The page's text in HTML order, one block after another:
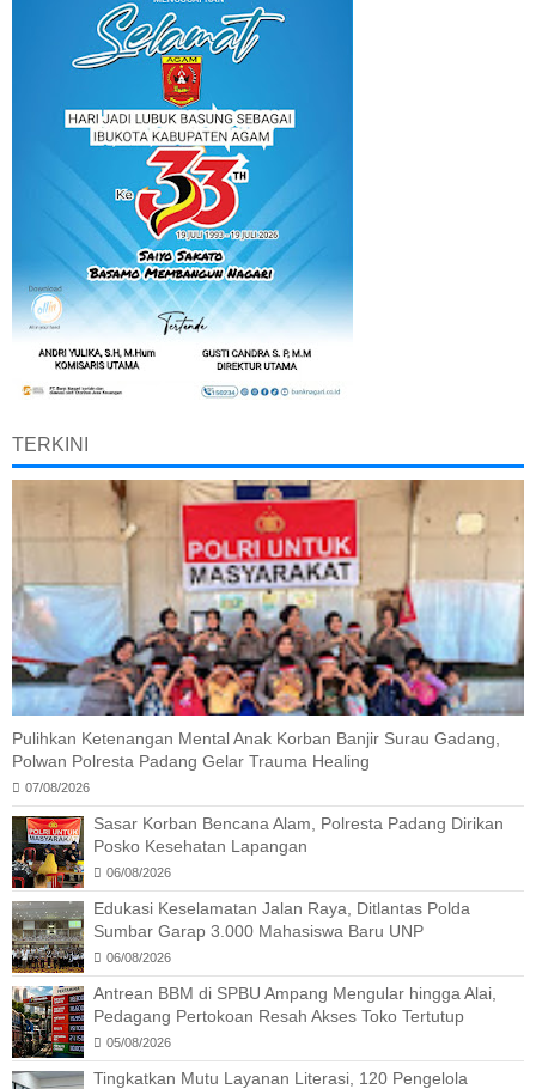
TERKINI
Pulihkan Ketenangan Mental Anak Korban Banjir Surau Gadang,
Polwan Polresta Padang Gelar Trauma Healing
07/08/2026
Sasar Korban Bencana Alam, Polresta Padang Dirikan
Posko Kesehatan Lapangan
06/08/2026
Edukasi Keselamatan Jalan Raya, Ditlantas Polda
Sumbar Garap 3.000 Mahasiswa Baru UNP
06/08/2026
Antrean BBM di SPBU Ampang Mengular hingga Alai,
Pedagang Pertokoan Resah Akses Toko Tertutup
05/08/2026
Tingkatkan Mutu Layanan Literasi, 120 Pengelola